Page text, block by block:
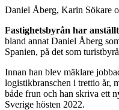
Daniel Åberg, Karin Sökare
Fastighetsbyrån har anställt
bland annat Daniel Åberg
Spanien, på det som
Innan han blev mäklare
logistikbranschen i trettio år,
både frun och han skriva ett
Sverige hösten 2022.